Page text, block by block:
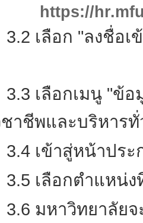
https://
"ลงชื่อเข้าใช้"
เมนู "ข้อมูลส่ว
าชีพและบริหารทั่
หน้าประกาศรั
กตำแหน่งที่ต้
ทยาลัยจะประ